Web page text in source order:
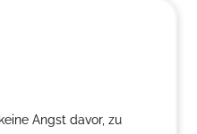
Angst davor, zu